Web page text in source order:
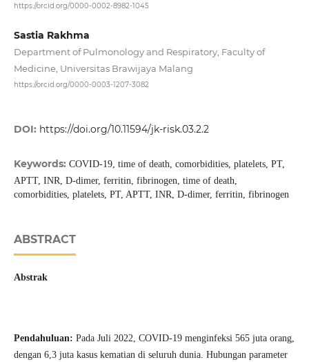
https://orcid.org/0000-0002-8982-1045
Sastia Rakhma
Department of Pulmonology and Respiratory, Faculty of
Medicine, Universitas Brawijaya Malang
https://orcid.org/0000-0003-1207-3082
DOI: https://doi.org/10.11594/jk-risk.03.2.2
Keywords: COVID-19, time of death, comorbidities, platelets, PT,
APTT, INR, D-dimer, ferritin, fibrinogen, time of death,
comorbidities, platelets, PT, APTT, INR, D-dimer, ferritin, fibrinogen
ABSTRACT
Abstrak
Pendahuluan: Pada Juli 2022, COVID-19 menginfeksi 565 juta orang,
dengan 6,3 juta kasus kematian di seluruh dunia. Hubungan parameter